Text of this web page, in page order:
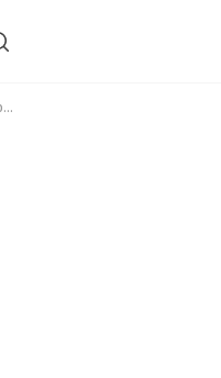
Загибель помічника Залужного Геннадія Частякова: що відомо про трагедію станом на зараз